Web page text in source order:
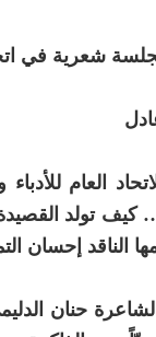
لجلسة شعرية في
كيف تولد
الناقد إحسان
حنان